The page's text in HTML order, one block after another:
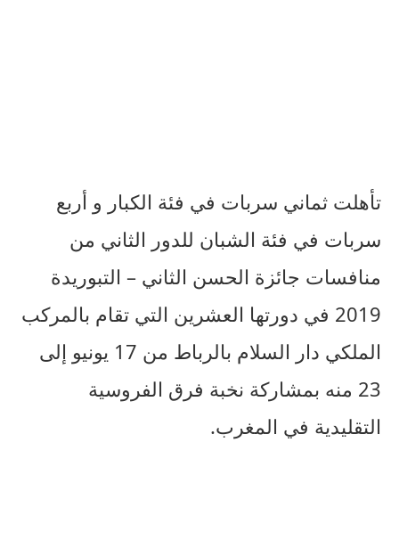
تأهلت ثماني سربات في فئة الكبار و أربع
سربات في فئة الشبان للدور الثاني من
منافسات جائزة الحسن الثاني – التبوريدة
2019 في دورتها العشرين التي تقام بالمركب
الملكي دار السلام بالرباط من 17 يونيو إلى
23 منه بمشاركة نخبة فرق الفروسية
التقليدية في المغرب.